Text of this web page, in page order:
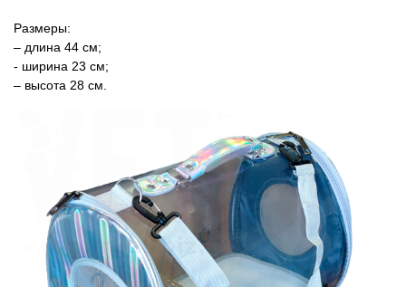
Размеры:
– длина 44 см;
- ширина 23 см;
– высота 28 см.
Товари для людей
Архив / Снято с производства